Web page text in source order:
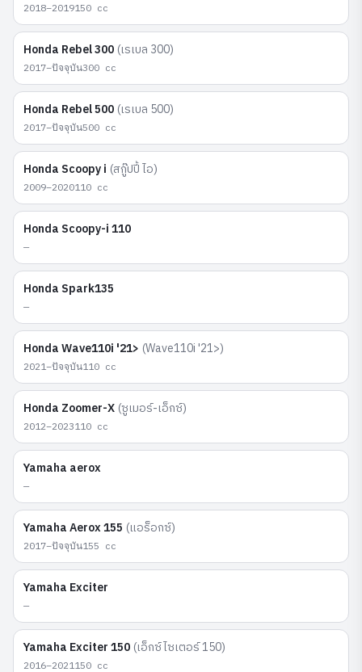
2018–2019150 cc
Honda Rebel 300 (เรเบล 300)
2017–ปัจจุบัน300 cc
Honda Rebel 500 (เรเบล 500)
2017–ปัจจุบัน500 cc
Honda Scoopy i (สกู๊ปปี้ ไอ)
2009–2020110 cc
Honda Scoopy-i 110
—
Honda Spark135
—
HondaWave110i '21> (Wave110i '21>)
2021–ปัจจุบัน110 cc
Honda Zoomer-X (ซูเมอร์-เอ็กซ์)
2012–2023110 cc
Yamaha aerox
—
YamahaAerox 155 (แอร็อกซ์)
2017–ปัจจุบัน155 cc
Yamaha Exciter
—
Yamaha Exciter 150 (เอ็กซ์ไซเตอร์ 150)
2016–2021150 cc